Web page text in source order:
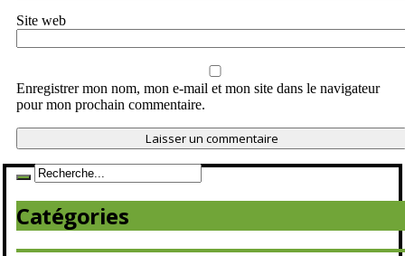
Site web
Enregistrer mon nom, mon e-mail et mon site dans le navigateur
pour mon prochain commentaire.
Catégories